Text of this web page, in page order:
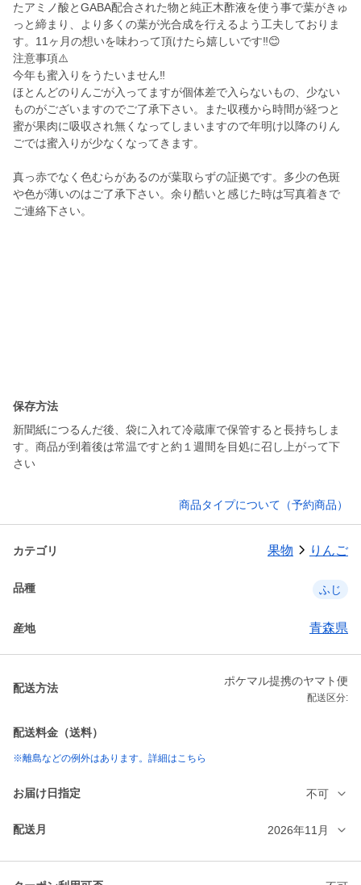
たアミノ酸とGABA配合された物と純正木酢液を使う事で葉がきゅ
っと締まり、より多くの葉が光合成を行えるよう工夫しておりま
す。11ヶ月の想いを味わって頂けたら嬉しいです‼️😊
注意事項⚠️
今年も蜜入りをうたいません‼️
ほとんどのりんごが入ってますが個体差で入らないもの、少ない
ものがございますのでご了承下さい。また収穫から時間が経つと
蜜が果肉に吸収され無くなってしまいますので年明け以降のりん
ごでは蜜入りが少なくなってきます。
真っ赤でなく色むらがあるのが葉取らずの証拠です。多少の色斑
や色が薄いのはご了承下さい。余り酷いと感じた時は写真着きで
ご連絡下さい。
保存方法
新聞紙につるんだ後、袋に入れて冷蔵庫で保管すると長持ちしま
す。商品が到着後は常温ですと約１週間を目処に召し上がって下
さい
商品タイプについて（予約商品）
カテゴリ 果物 りんご
品種 ふじ
産地 青森県
配送方法
ポケマル提携のヤマト便
配送区分:
配送料金（送料）
※離島などの例外はあります。詳細はこちら
お届け日指定 不可
配送月 2026年11月